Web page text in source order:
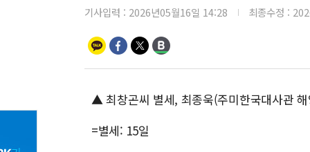
기사입력 : 2026년05월16일 14:28 최종수정 :
▲ 최창곤씨 별세, 최종욱(주미한국대사관
=별세: 15일